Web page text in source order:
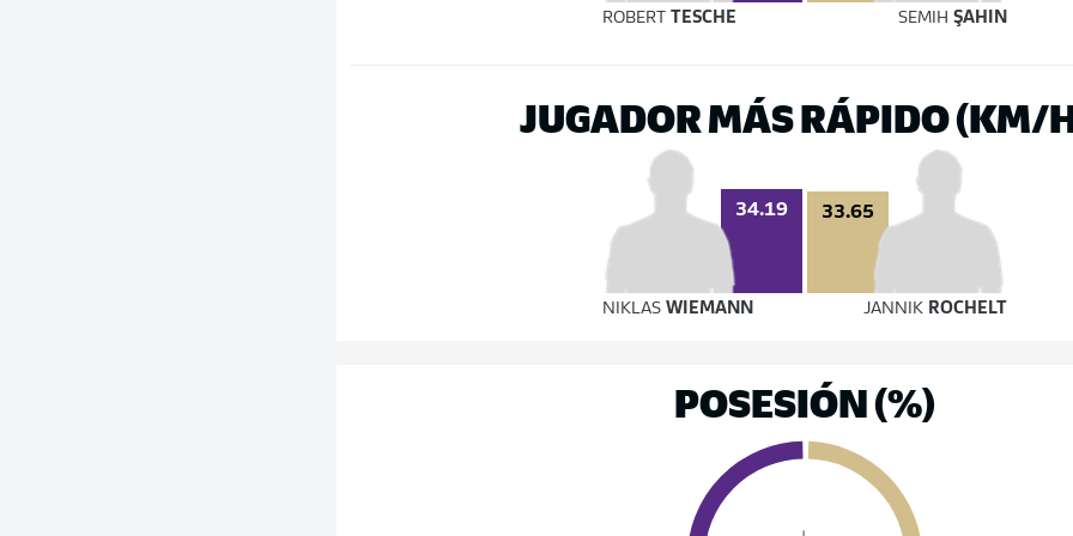
ROBERT TESCHE SEMIH ŞAHIN
JUGADOR MÁS RÁPIDO (KM/
34.19 33.65
NIKLASWIEMANN JANNIK ROCHELT
POSESIÓN (%)